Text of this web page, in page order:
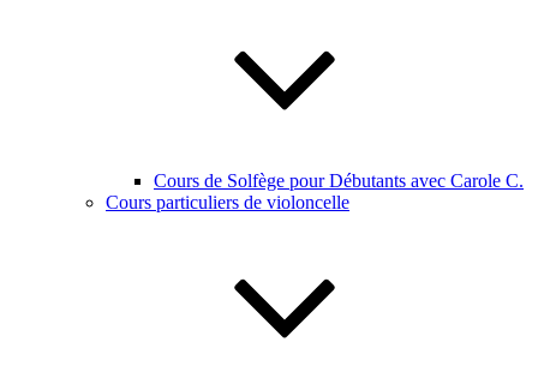
Cours de Solfège pour Débutants avec Carole C.
Cours particuliers de violoncelle